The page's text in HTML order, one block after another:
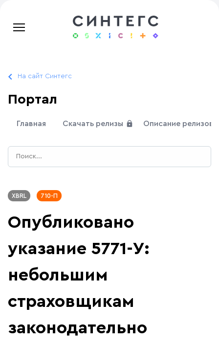
На сайт Синтегс
Портал
Главная Скачать релизы Описание релизов
XBRL 710-П
Опубликовано
указание 5771-У:
небольшим
страховщикам
законодательно